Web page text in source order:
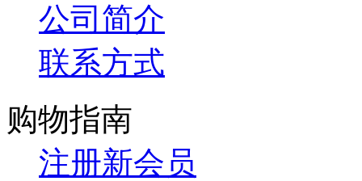
公司简介
联系方式
购物指南
注册新会员